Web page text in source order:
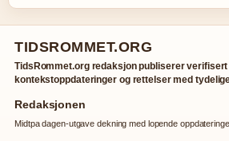
TIDSROMMET.ORG
TidsRommet.org redaksjon publiserer
kontekstoppdateringer og rettelser med
Redaksjonen
Midtpa dagen-utgave dekning med lopende